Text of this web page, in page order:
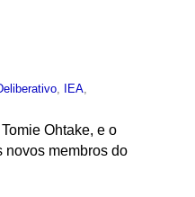
IEA
Ohtake, e o
novos membros do